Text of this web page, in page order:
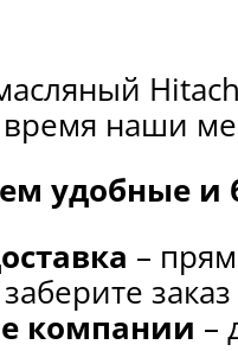
наши
удобные и
–
компании –